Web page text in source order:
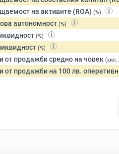
на активите (ROA) (%)
автономност (%)
(%)
(%)
от продажби средно на човек (хил.
от продажби на 100 лв.